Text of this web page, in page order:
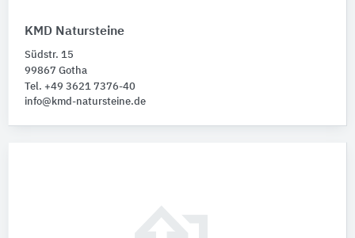
KMD Natursteine
Südstr. 15
99867 Gotha
Tel. +49 3621 7376-40
info@kmd-natursteine.de